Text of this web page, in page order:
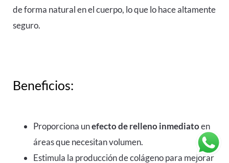
de forma natural en el cuerpo, lo que lo hace altamente
seguro.
Beneficios:
Proporciona unefecto de relleno inmediatoen
áreas que necesitan volumen.
Estimula la producción de colágeno para mejorar